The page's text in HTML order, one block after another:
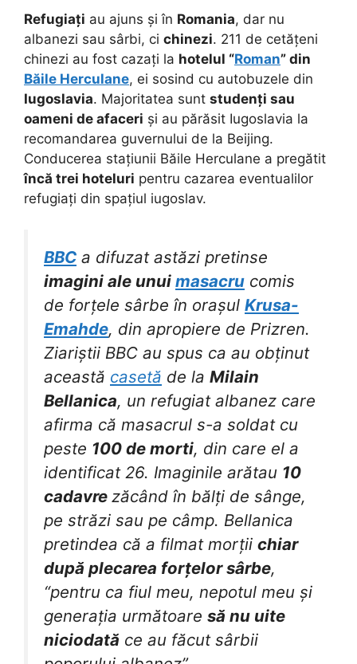
Refugiați au ajuns și în Romania, dar nu
albanezi sau sârbi, ci chinezi. 211 de cetățeni
chinezi au fost cazați la hotelul “Roman” din
Băile Herculane, ei sosind cu autobuzele din
Iugoslavia. Majoritatea sunt studenți sau
oameni de afaceri și au părăsit Iugoslavia la
recomandarea guvernului de la Beijing.
Conducerea stațiunii Băile Herculane a pregătit
încă trei hoteluri pentru cazarea eventualilor
refugiați din spațiul iugoslav.
BBC a difuzat astăzi pretinse
imagini ale unui masacru comis
de forțele sârbe în orașul Krusa-
Emahde, din apropiere de Prizren.
Ziariștii BBC au spus ca au obținut
această casetă de la Milain
Bellanica, un refugiat albanez care
afirma că masacrul s-a soldat cu
peste 100 de morti, din care el a
identificat 26. Imaginile arătau 10
cadavre zăcând în bălți de sânge,
pe străzi sau pe câmp. Bellanica
pretindea că a filmat morții chiar
după plecarea forțelor sârbe,
“pentru ca fiul meu, nepotul meu și
generația următoare să nu uite
niciodată ce au făcut sârbii